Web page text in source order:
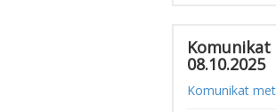
Komunikat
08.10.2025
Komunikat